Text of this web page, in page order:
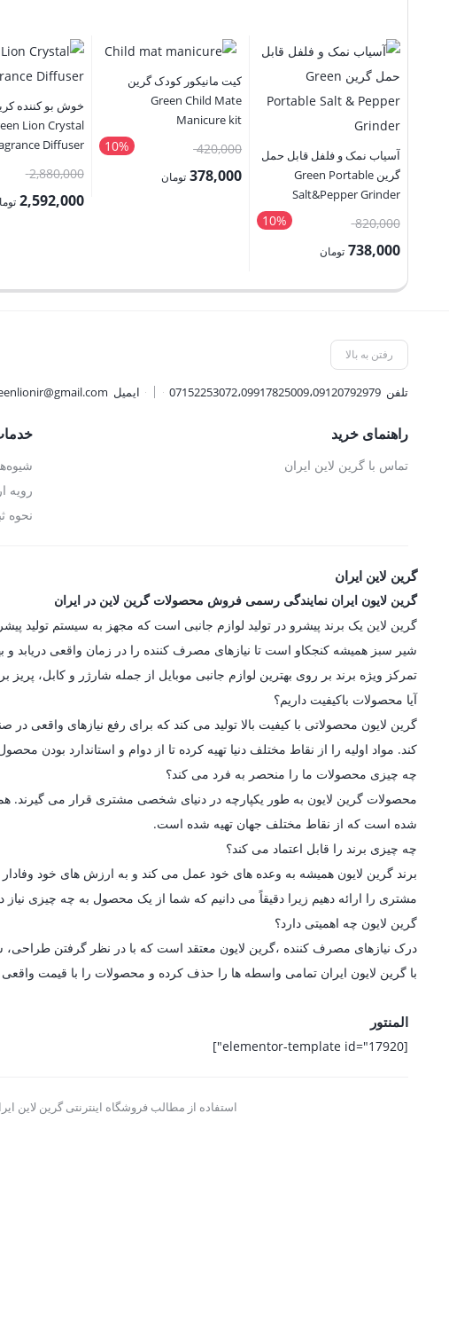
آسیاب نمک و فلفل قابل حمل
گرین Green Portable
Salt&Pepper Grinder
10% 820,000قیمت
اصلی:
بود.
738,000 تومان
کیت مانیکور کودک گرین
Green Child Mate
Manicure kit
10% 420,000قیمت
اصلی:378,000 تومان
خوش بو کننده
Lion Crystal
Diffuser
2,880,000قیمت
2,592,000
رفتن به بالا
تلفن07152253072،09917825009،09120792979 ایمیل
راهنمای خرید
تماس با گرین لاین ایران
رویه
نحوه
گرین لاین ایران
گرین لایون ایران نمایندگی رسمی فروش محصولات گرین لاین در ایران
شیر سبز همیشه کنجکاو است تا نیازهای مصرف کننده را در زمان واقعی دریابد و
تمرکز ویژه برند بر روی بهترین لوازم جانبی موبایل از جمله شارژر و کابل، پریز
آیا محصولات باکیفیت داریم؟
گرین لایون محصولاتی با کیفیت بالا تولید می کند که برای رفع نیازهای
کند. مواد اولیه را از نقاط مختلف دنیا تهیه کرده تا از دوام و استاندارد بودن
چه چیزی محصولات ما را منحصر به فرد می کند؟
محصولات گرین لایون به طور یکپارچه در دنیای شخصی مشتری قرار می گیرند. همه
شده است که از نقاط مختلف جهان تهیه شده است.
چه چیزی برند را قابل اعتماد می کند؟
برند گرین لایون همیشه به وعده های خود عمل می کند و به ارزش های خود
مشتری را ارائه دهیم زیرا دقیقاً می دانیم که شما از یک محصول به چه چیزی نیاز
گرین لایون چه اهمیتی دارد؟
درک نیازهای مصرف کننده ،گرین لایون معتقد است که با در نظر گرفتن طراحی،
با گرین لایون ایران تمامی واسطه ها را حذف کرده و محصولات را با قیمت
المنتور
[elementor-template id="17920"]
استفاده از مطالب فروشگاه اینترنتی گرین لاین